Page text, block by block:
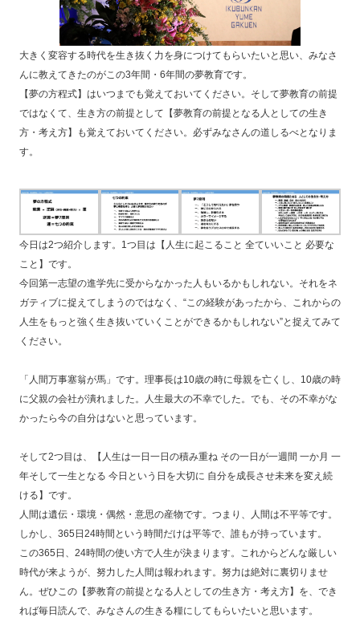
大きく変容する時代を生き抜く力を身につけてもらいたいと思い、みなさ
んに教えてきたのがこの3年間・6年間の夢教育です。
【夢の方程式】はいつまでも覚えておいてください。そして夢教育の前提
ではなくて、生き方の前提として【夢教育の前提となる人としての生き
方・考え方】も覚えておいてください。必ずみなさんの道しるべとなりま
す。
今日は2つ紹介します。1つ目は【人生に起こること 全ていいこと 必要な
こと】です。
今回第一志望の進学先に受からなかった人もいるかもしれない。それをネ
ガティブに捉えてしまうのではなく、“この経験があったから、これからの
人生をもっと強く生き抜いていくことができるかもしれない”と捉えてみて
ください。
「人間万事塞翁が馬」です。理事長は10歳の時に母親を亡くし、10歳の時
に父親の会社が潰れました。人生最大の不幸でした。でも、その不幸がな
かったら今の自分はないと思っています。
そして2つ目は、【人生は一日一日の積み重ね その一日が一週間 一か月 一
年そして一生となる 今日という日を大切に 自分を成長させ未来を変え続
ける】です。
人間は遺伝・環境・偶然・意思の産物です。つまり、人間は不平等です。
しかし、365日24時間という時間だけは平等で、誰もが持っています。
この365日、24時間の使い方で人生が決まります。これからどんな厳しい
時代が来ようが、努力した人間は報われます。努力は絶対に裏切りませ
ん。ぜひこの【夢教育の前提となる人としての生き方・考え方】を、でき
れば毎日読んで、みなさんの生きる糧にしてもらいたいと思います。